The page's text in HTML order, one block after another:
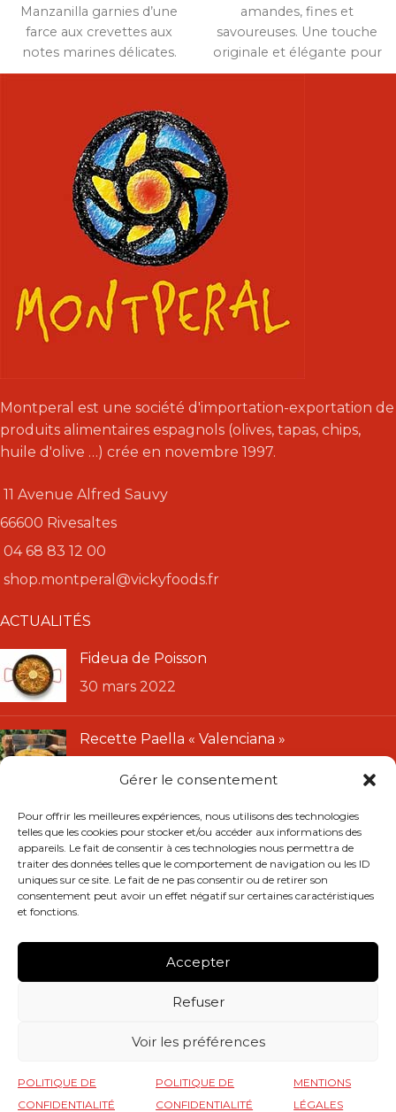
Gérer le consentement
Pour offrir les meilleures expériences, nous utilisons des technologies
telles que les cookies pour stocker et/ou accéder aux informations des
appareils. Le fait de consentir à ces technologies nous permettra de
traiter des données telles que le comportement de navigation ou les ID
uniques sur ce site. Le fait de ne pas consentir ou de retirer son
consentement peut avoir un effet négatif sur certaines caractéristiques
et fonctions.
Accepter
Refuser
Voir les préférences
POLITIQUE DE
CONFIDENTIALITÉ
POLITIQUE DE
CONFIDENTIALITÉ
MENTIONS
LÉGALES
Manzanilla garnies d’une
farce aux crevettes aux
notes marines délicates.
Une recette Montperal
pour l’apéritif.
amandes, fines et
savoureuses. Une touche
originale et élégante pour
vos apéritifs ou vos plats.
Montperal est une société d'importation-exportation de
produits alimentaires espagnols (olives, tapas, chips,
huile d'olive …) crée en novembre 1997.
11 Avenue Alfred Sauvy
66600 Rivesaltes
04 68 83 12 00
shop.montperal@vickyfoods.fr
ACTUALITÉS
Fideua de Poisson
30 mars 2022
Recette Paella « Valenciana »
LIENS UTILES
CGU
CGV
Mentions légales
Politique de confidentialité
RÉSEAUX SOCIAUX
MAESTROM